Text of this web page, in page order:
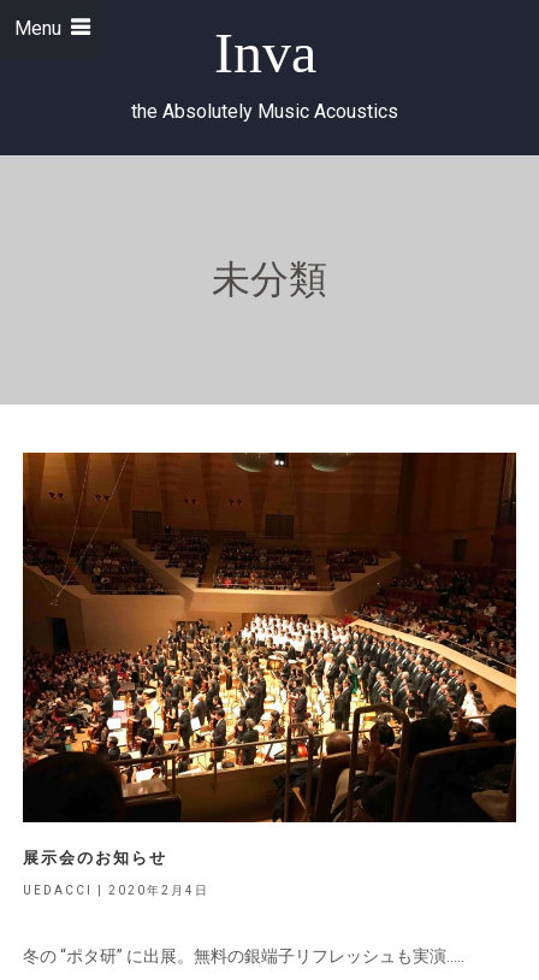
Inva
the Absolutely Music Acoustics
Menu
未分類
展示会のお知らせ
UEDACCI | 2020年2月4日
冬の “ポタ研” に出展。無料の銀端子リフレッシュも実演…..